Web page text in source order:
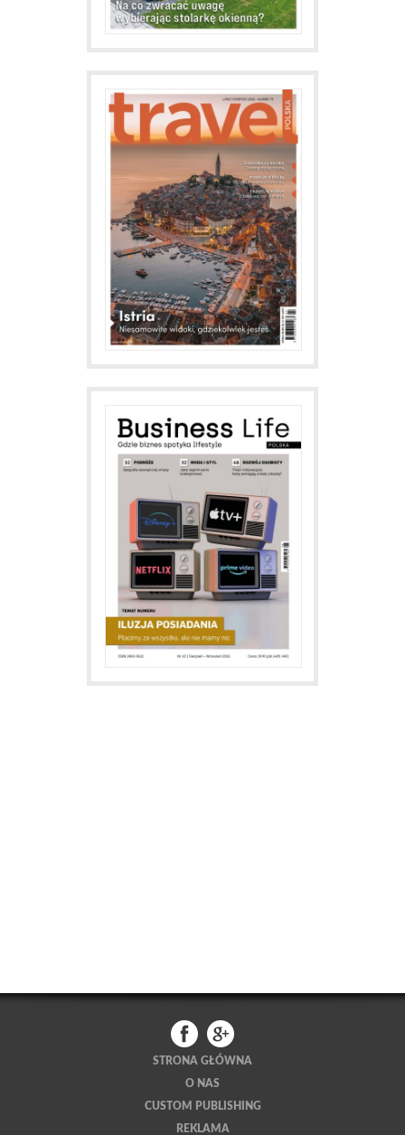
STRONA GŁÓWNA
O NAS
CUSTOM PUBLISHING
REKLAMA